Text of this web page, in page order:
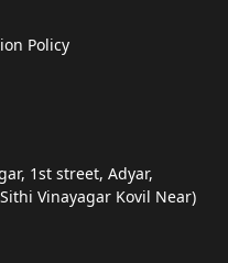
Policy
1st street, Adyar,
Vinayagar Kovil Near)